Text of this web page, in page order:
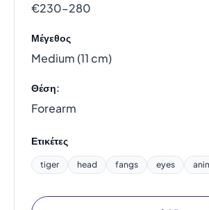
€230–280
Μέγεθος
Medium (11 cm)
Θέση:
Forearm
Ετικέτες
tiger head fangs eyes